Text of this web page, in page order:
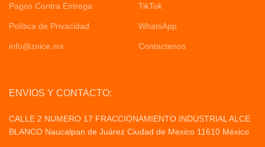
Pagos Contra Entrega
Política de Privacidad
info@znice.mx
TikTok
WhatsApp
Contactenos
ENVIOS Y CONTACTO:
CALLE 2 NUMERO 17 FRACCIONAMIENTO INDUSTRIAL ALCE
BLANCO Naucalpan de Juárez Ciudad de Mexico 11610 México